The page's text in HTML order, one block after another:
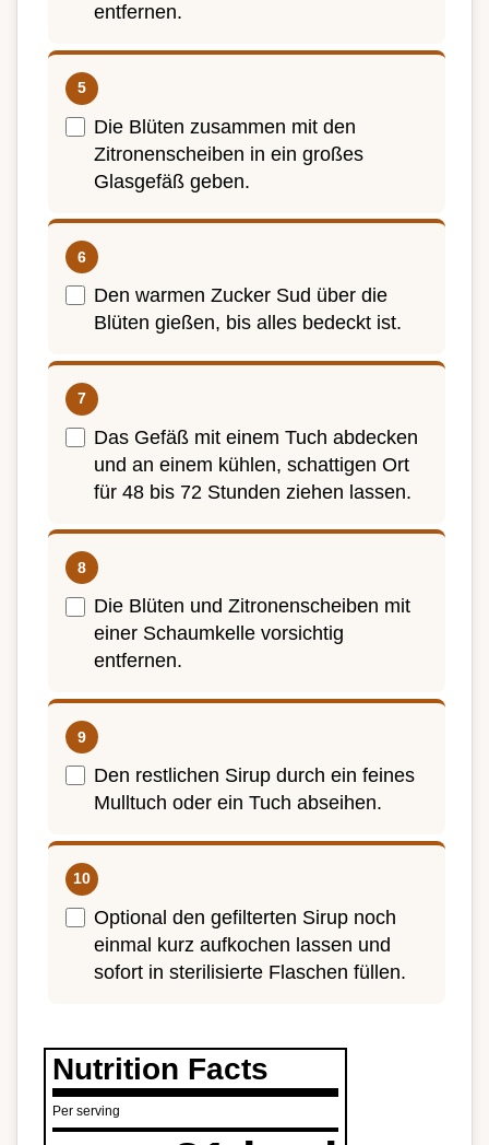
entfernen.
Die Blüten zusammen mit den
Zitronenscheiben in ein großes
Glasgefäß geben.
Den warmen Zucker Sud über die
Blüten gießen, bis alles bedeckt ist.
Das Gefäß mit einem Tuch abdecken
und an einem kühlen, schattigen Ort
für 48 bis 72 Stunden ziehen lassen.
Die Blüten und Zitronenscheiben mit
einer Schaumkelle vorsichtig
entfernen.
Den restlichen Sirup durch ein feines
Mulltuch oder ein Tuch abseihen.
Optional den gefilterten Sirup noch
einmal kurz aufkochen lassen und
sofort in sterilisierte Flaschen füllen.
Nutrition Facts
Per serving